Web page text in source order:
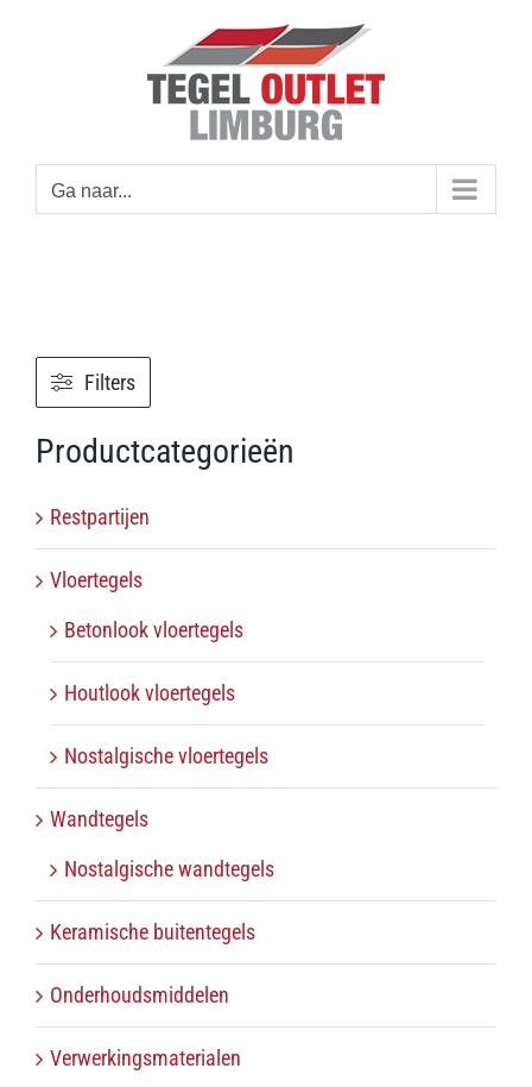
Ga naar...
Filters
Productcategorieën
Restpartijen
Vloertegels
Betonlook vloertegels
Houtlook vloertegels
Nostalgische vloertegels
Wandtegels
Nostalgische wandtegels
Keramische buitentegels
Onderhoudsmiddelen
Verwerkingsmaterialen